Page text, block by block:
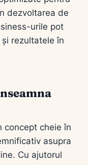
dezvoltarea de
urile pot
rezultatele în
concept cheie în
asupra
Cu ajutorul